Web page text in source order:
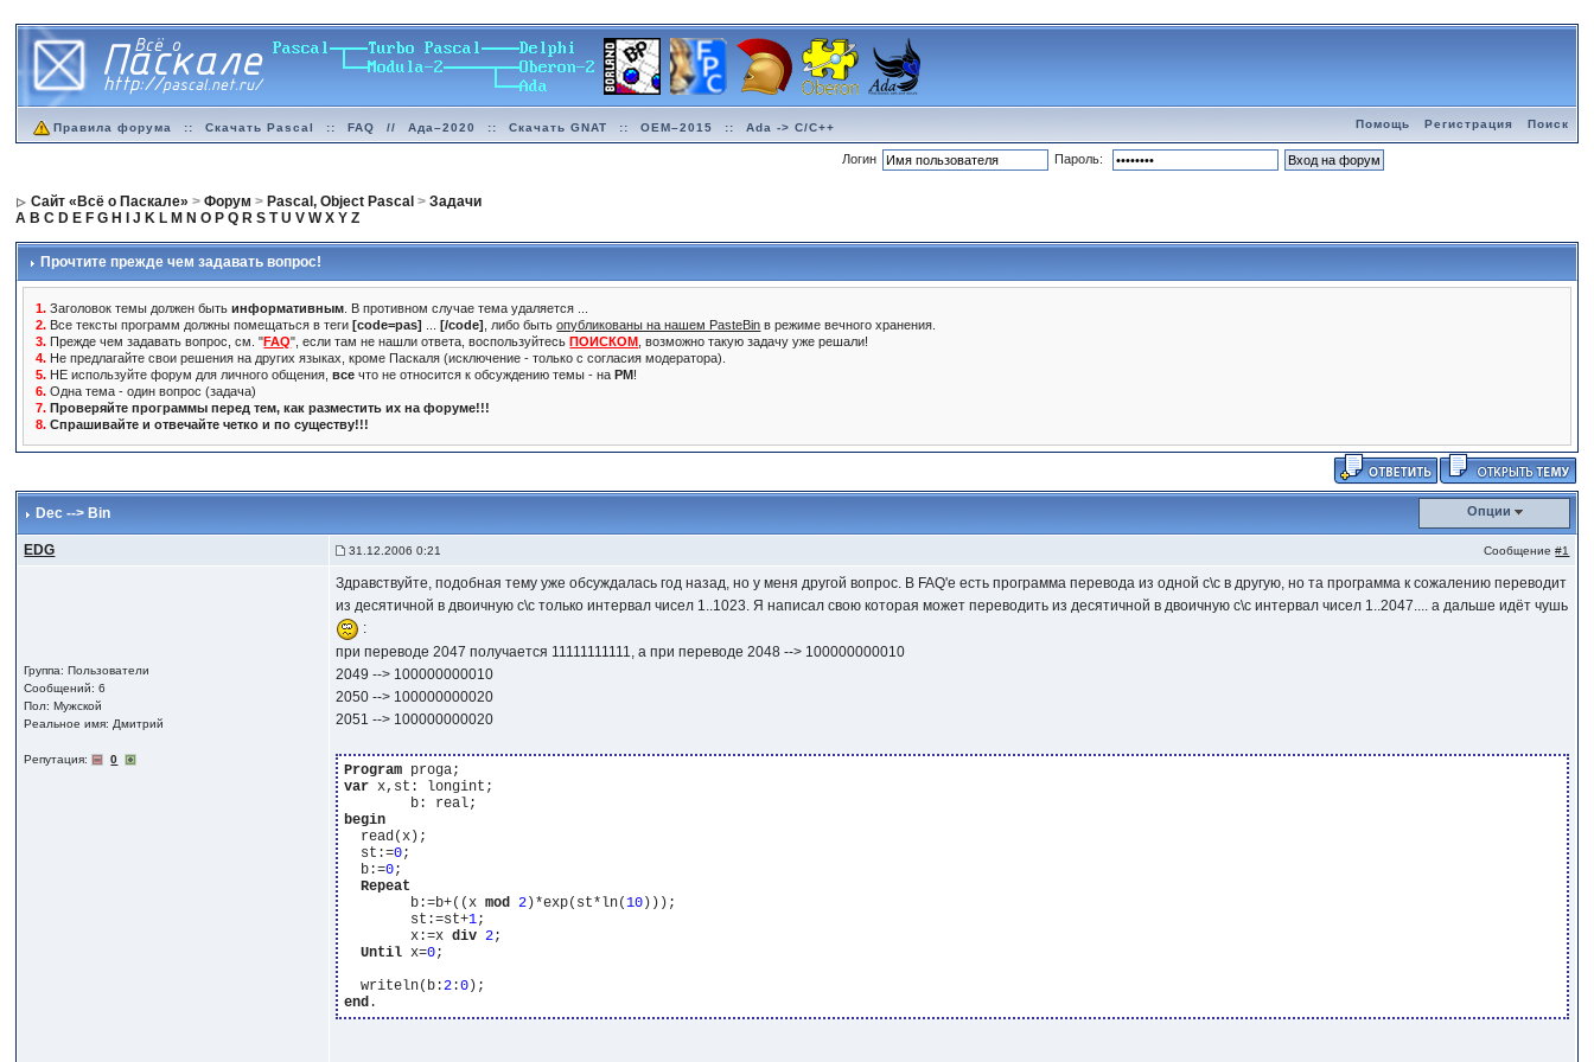
Правила форума :: Скачать Pascal :: FAQ // Ада–2020 :: Скачать GNAT :: OEM–2015 :: Ada -> C/C++ Помощь Регистрация Поиск
Логин Пароль:
Сайт «Всё о Паскале» >Форум > Pascal, Object Pascal >Задачи
A B C D E F G H J K L M N O P Q R S T U V W X Y Z
Прочтите прежде чем задавать вопрос!
1. Заголовок темы должен бытьинформативным . В противном случае тема удаляется ...
2. Все тексты программ должны помещаться в теги[code=pas] ...[/code] , либо бытьопубликованы на нашем PasteBin в режиме вечного хранения.
3. Прежде чем задавать вопрос, см. "FAQ", если там не нашли ответа, воспользуйтесьПОИСКОМ , возможно такую задачу уже решали!
4. Не предлагайте свои решения на других языках, кроме Паскаля (исключение - только с согласия модератора).
5. НЕ используйте форум для личного общения,все что не относится к обсуждению темы - наPM!
6. Одна тема - один вопрос (задача)
7. Проверяйте программы перед тем, как разместить их на форуме!!!
8. Спрашивайте и отвечайте четко и по существу!!!
Dec --> Bin Опции
EDG 31.12.2006 0:21 Сообщение#1
Группа: Пользователи
Сообщений: 6
Пол: Мужской
Реальное имя: Дмитрий
Репутация: 0
Здравствуйте, подобная тему уже обсуждалась год назад, но у меня другой вопрос. В FAQ'е есть программа перевода из одной с\с в другую, но та программа к сожалению переводит
из десятичной в двоичную с\с только интервал чисел 1..1023. Я написал свою которая может переводить из десятичной в двоичную с\с интервал чисел 1..2047.... а дальше идёт чушь
:
при переводе 2047 получается 11111111111, а при переводе 2048 --> 100000000010
2049 --> 100000000010
2050 --> 100000000020
2051 --> 100000000020
Program
var x,st: longint;
begin
  read(x);
  st:=
0;
  b:=
0;
Repeat
	b:=b+((x
mod 2 )*exp(st*ln(10 )));
	st:=st+
1;
	x:=x
div 2;
Until x=0;
  writeln(b:
2 :0
end